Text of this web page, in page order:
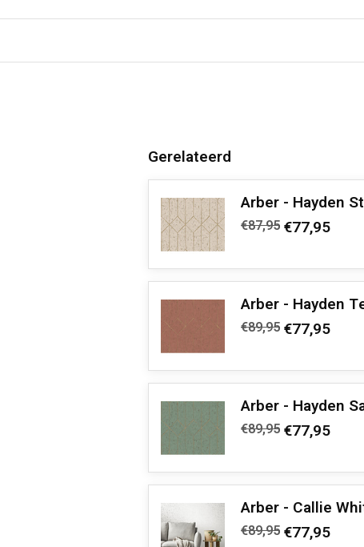
Gerelateerd
Arber - Hayden
€87,95 €77,95
Arber - Hayden
€89,95 €77,95
Arber - Hayden
€89,95 €77,95
Arber - Callie
€89,95 €77,95